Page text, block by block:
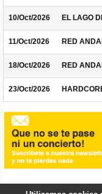
10/Oct/2026 EL LAGO
11/Oct/2026 RED
18/Oct/2026 RED
23/Oct/2026